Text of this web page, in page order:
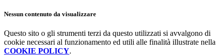
Nessun contenuto da visualizzare
Questo sito o gli strumenti terzi da questo utilizzati si avvalgono di
cookie necessari al funzionamento ed utili alle finalità illustrate nella
COOKIE POLICY.